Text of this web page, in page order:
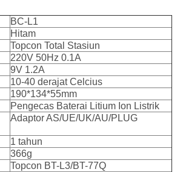
BC-L1
Hitam
Topcon Total Stasiun
220V 50Hz 0.1A
9V 1.2A
10-40 derajat Celcius
190*134*55mm
Pengecas Baterai Litium Ion Listrik
Adaptor AS/UE/UK/AU/PLUG
1 tahun
366g
Topcon BT-L3/BT-77Q